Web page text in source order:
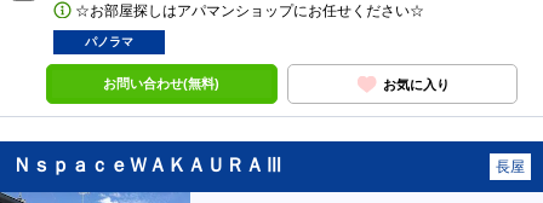
☆お部屋探しはアパマンショップにお任せください☆
パノラマ
お問い合わせ(無料) お気に入り
ＮｓｐａｃｅＷＡＫＡＵＲＡⅢ 長屋